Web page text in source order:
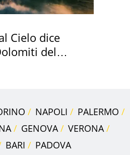
Cielo dice
del
NAPOLI
PALERMO
GENOVA
VERONA
BARI PADOVA